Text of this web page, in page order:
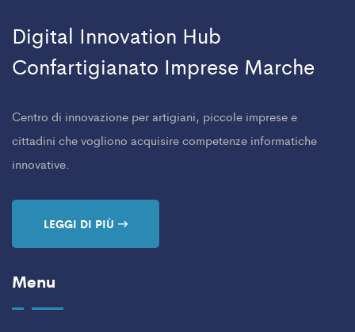
Digital Innovation Hub
Confartigianato Imprese Marche
Centro di innovazione per artigiani, piccole imprese e
cittadini che vogliono acquisire competenze informatiche
innovative.
LEGGI DI PIÙ
Menu